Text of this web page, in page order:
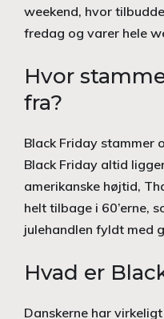
weekend, hvor
fredag og varer hele
Hvor
fra?
Black Friday stammer
Black Friday altid
amerikanske højtid,
helt tilbage i 60’erne,
julehandlen fyldt med
Hvad er
Danskerne har